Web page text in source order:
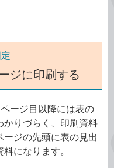
ジに印刷する
ージ目以降には表の
かりづらく、印刷資料
ジの先頭に表の見出
になります。